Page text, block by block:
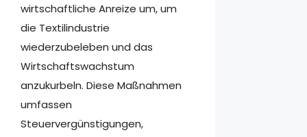
wirtschaftliche Anreize um, um
die Textilindustrie
wiederzubeleben und das
Wirtschaftswachstum
anzukurbeln. Diese Maßnahmen
umfassen
Steuervergünstigungen,